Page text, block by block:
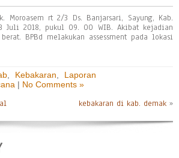
Moroasem rt 2/3 Ds. Banjarsari, Sayung, Kab.
Juli 2018, pukul 09. 00 WIB. Akibat kejadian
BPBd melakukan assessment pada lokasi
, Kebakaran
Laporan
| No Comments »
kebakaran di kab. demak »